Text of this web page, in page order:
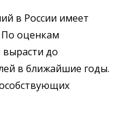
в России имеет
оценкам
до
в ближайшие годы.